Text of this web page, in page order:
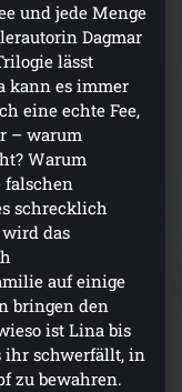
und jede Menge
Dagmar
lässt
kann es immer
eine echte Fee,
– warum
Warum
falschen
schrecklich
das
auf einige
bringen den
ist Lina bis
ihr schwerfällt, in
zu bewahren.